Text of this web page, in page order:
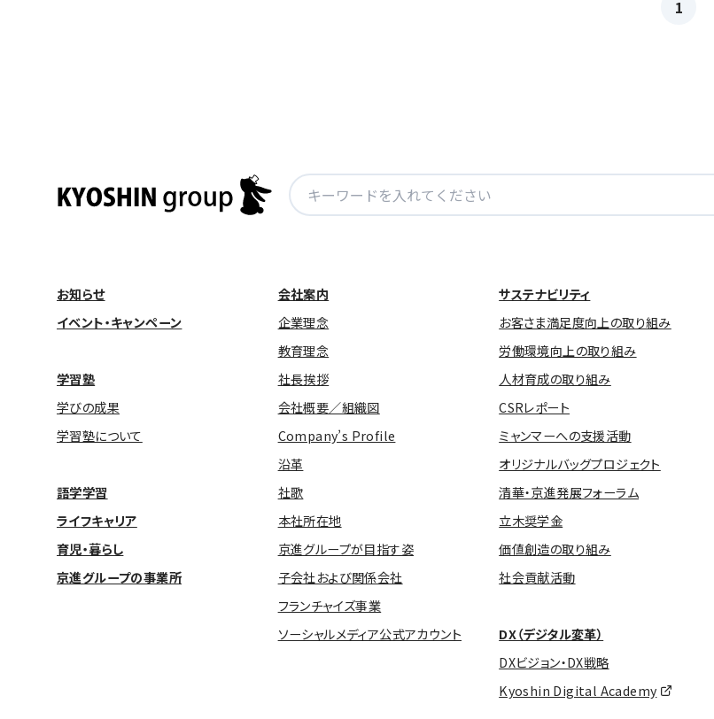
ョ
ン
1
検
索:
お知らせ
イベント・キャンペーン
学習塾
学びの成果
学習塾について
語学学習
ライフキャリア
育児・暮らし
京進グループの事業所
会社案内
企業理念
教育理念
社長挨拶
会社概要／組織図
Company’s Profile
沿革
社歌
本社所在地
京進グループが目指す姿
子会社および関係会社
フランチャイズ事業
ソーシャルメディア公式アカウント
サステナビリティ
お客さま満足度向上の取り組み
労働環境向上の取り組み
人材育成の取り組み
CSRレポート
ミャンマーへの支援活動
オリジナルバッグプロジェクト
清華・京進発展フォーラム
立木奨学金
価値創造の取り組み
社会貢献活動
DX（デジタル変革）
DXビジョン・DX戦略
Kyoshin Digital Academy